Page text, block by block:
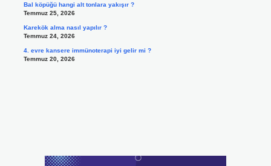
Bal köpüğü hangi alt tonlara yakışır ?
Temmuz 25, 2026
Karekök alma nasıl yapılır ?
Temmuz 24, 2026
4. evre kansere immünoterapi iyi gelir mi ?
Temmuz 20, 2026